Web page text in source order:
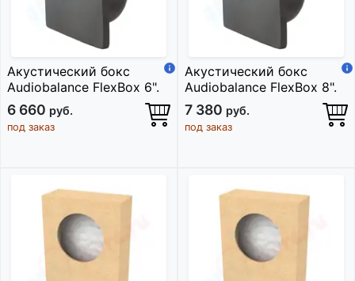
Акустический бокс
Audiobalance FlexBox 6".
6 660 руб.
под заказ
Акустический бокс
Audiobalance FlexBox 8".
7 380 руб.
под заказ